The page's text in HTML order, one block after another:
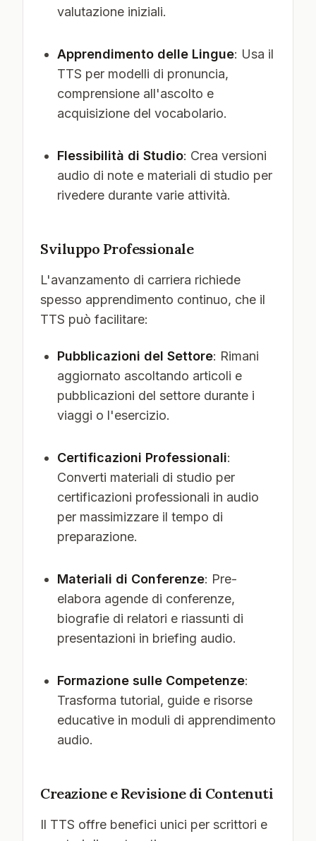
valutazione iniziali.
Apprendimento delle Lingue: Usa il
TTS per modelli di pronuncia,
comprensione all'ascolto e
acquisizione del vocabolario.
Flessibilità di Studio: Crea versioni
audio di note e materiali di studio per
rivedere durante varie attività.
Sviluppo Professionale
L'avanzamento di carriera richiede
spesso apprendimento continuo, che il
TTS può facilitare:
Pubblicazioni del Settore: Rimani
aggiornato ascoltando articoli e
pubblicazioni del settore durante i
viaggi o l'esercizio.
Certificazioni Professionali:
Converti materiali di studio per
certificazioni professionali in audio
per massimizzare il tempo di
preparazione.
Materiali di Conferenze: Pre-
elabora agende di conferenze,
biografie di relatori e riassunti di
presentazioni in briefing audio.
Formazione sulle Competenze:
Trasforma tutorial, guide e risorse
educative in moduli di apprendimento
audio.
Creazione e Revisione di Contenuti
Il TTS offre benefici unici per scrittori e